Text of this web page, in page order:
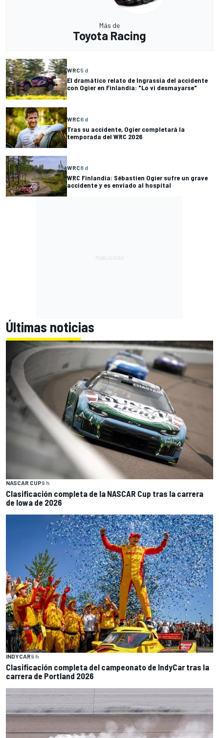
Más de
Toyota Racing
WRC5 d
El dramático relato de Ingrassia del accidente
con Ogier en Finlandia: "Lo vi desmayarse"
WRC6 d
Tras su accidente, Ogier completará la
temporada del WRC 2026
WRC8 d
WRC Finlandia: Sébastien Ogier sufre un grave
accidente y es enviado al hospital
Últimas noticias
NASCAR CUP9 h
Clasificación completa de la NASCAR Cup tras la carrera
de Iowa de 2026
INDYCAR9 h
Clasificación completa del campeonato de IndyCar tras la
carrera de Portland 2026